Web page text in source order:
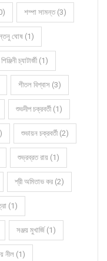
শম্পা সামন্ত (3)
ঘোষ (1)
শিঞ্জিনী চ্যাটার্জী (1)
শীতল বিশ্বাস (3)
শুভদীপ চক্রবর্তী (1)
শুভায়ন চক্রবর্তী (2)
শুভ্রব্রত রায় (1)
শ্রী অমিতাভ কর (2)
(1)
সঞ্জয় মুখার্জি (1)
নীল (1)